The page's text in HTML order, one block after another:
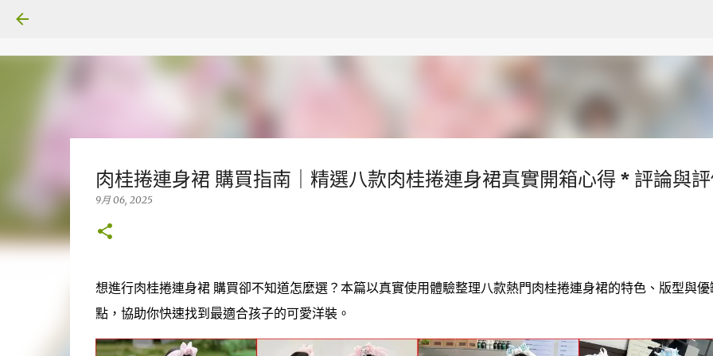
肉桂捲連身裙 購買指南｜精選八款肉桂捲連身裙真實開箱心得 * 評論與
9月 06, 2025
想進行肉桂捲連身裙 購買卻不知道怎麼選？本篇以真實使用體驗整理八款熱門肉桂捲連身裙的特色、版型與優
點，協助你快速找到最適合孩子的可愛洋裝。